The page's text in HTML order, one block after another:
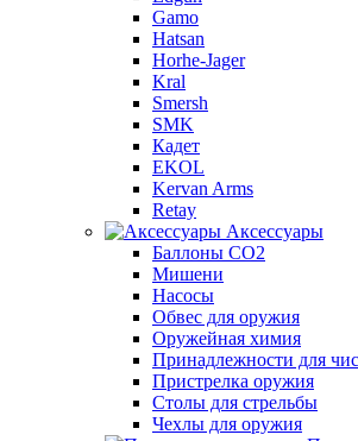
Gamo
Hatsan
Horhe-Jager
Kral
Smersh
SMK
Кадет
EKOL
Kervan Arms
Retay
Аксессуары
Баллоны СО2
Мишени
Насосы
Обвес для оружия
Оружейная химия
Принадлежности для
Пристрелка оружия
Столы для стрельбы
Чехлы для оружия